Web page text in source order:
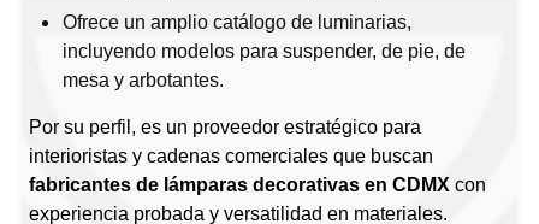
Ofrece un amplio catálogo de luminarias,
incluyendo modelos para suspender, de pie, de
mesa y arbotantes.
Por su perfil, es un proveedor estratégico para
interioristas y cadenas comerciales que buscan
fabricantes de lámparas decorativas en CDMX con
experiencia probada y versatilidad en materiales.